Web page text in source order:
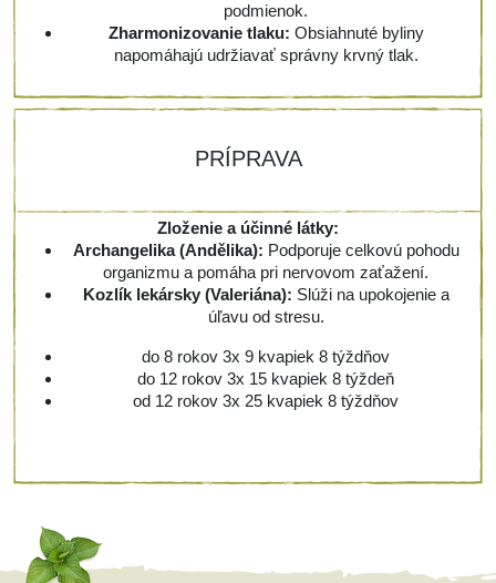
podmienok.
Zharmonizovanie tlaku: Obsiahnuté byliny
napomáhajú udržiavať správny krvný tlak.
PRÍPRAVA
Zloženie a účinné látky:
Archangelika (Andělika): Podporuje celkovú pohodu
organizmu a pomáha pri nervovom zaťažení.
Kozlík lekársky (Valeriána): Slúži na upokojenie a
úľavu od stresu.
do 8 rokov 3x 9 kvapiek 8 týždňov
do 12 rokov 3x 15 kvapiek 8 týždeň
od 12 rokov 3x 25 kvapiek 8 týždňov